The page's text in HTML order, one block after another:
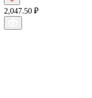
2,047.50 ₽